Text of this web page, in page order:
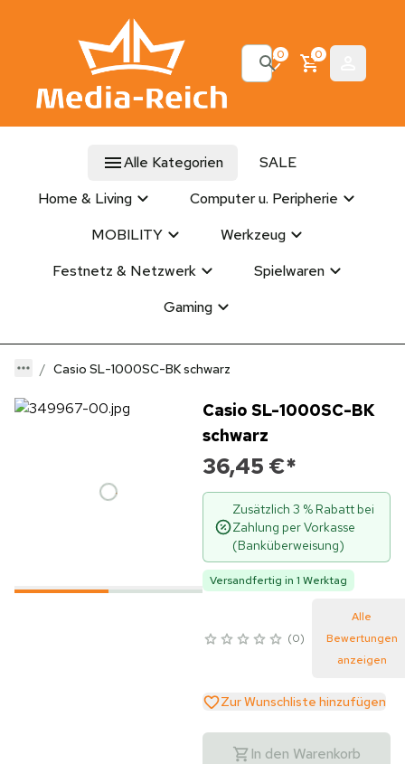
0 0
Alle Kategorien
SALE
Home & Living
Computer u. Peripherie
MOBILITY
Werkzeug
Festnetz & Netzwerk
Spielwaren
Gaming
Casio SL-1000SC-BK schwarz
Casio SL-1000SC-BK
schwarz
36,45 €*
Zusätzlich 3 % Rabatt bei
Zahlung per Vorkasse
(Banküberweisung)
Versandfertig in 1 Werktag
0
Alle
Bewertungen
anzeigen
Zur Wunschliste hinzufügen
In den Warenkorb